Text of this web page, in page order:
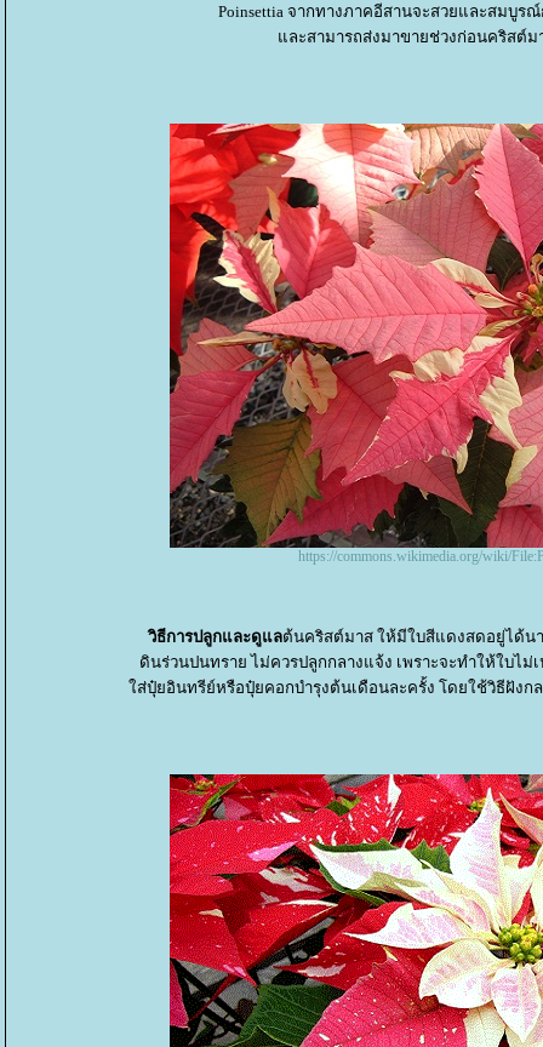
Poinsettia จากทางภาคอีสานจะสวยและสมบู
ละสามารถส่งมาขายช่วงก่อนคริสต์
https://commons.wikimedia.org/wiki/
วิธีการปลูกและดูแลต้นคริสต์มาส ให้มีใบสีแดงสดอยู่ได้
ดินร่วนปนทราย ไม่ควรปลูกกลางแจ้ง เพราะจะทำให้ใบไ
ส่ปุ๋ยอินทรีย์หรือปุ๋ยคอกบำรุงต้นเดือนละครั้ง โดยใช้วิธีฝังก